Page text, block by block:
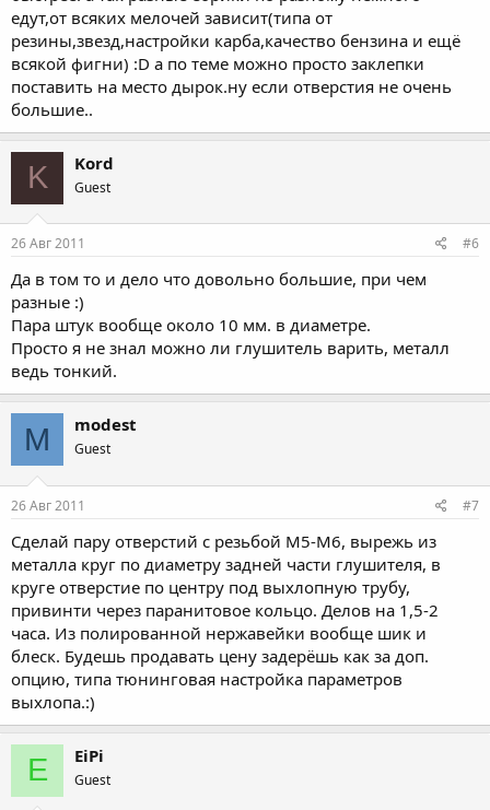
едут,от всяких мелочей зависит(типа от
резины,звезд,настройки карба,качество бензина и ещё
всякой фигни) :D а по теме можно просто заклепки
поставить на место дырок.ну если отверстия не очень
большие..
K Kord
Guest
26 Авг 2011 #6
Да в том то и дело что довольно большие, при чем
разные :)
Пара штук вообще около 10 мм. в диаметре.
Просто я не знал можно ли глушитель варить, металл
ведь тонкий.
M modest
Guest
26 Авг 2011 #7
Сделай пару отверстий с резьбой М5-М6, вырежь из
металла круг по диаметру задней части глушителя, в
круге отверстие по центру под выхлопную трубу,
привинти через паранитовое кольцо. Делов на 1,5-2
часа. Из полированной нержавейки вообще шик и
блеск. Будешь продавать цену задерёшь как за доп.
опцию, типа тюнинговая настройка параметров
выхлопа.:)
E EiPi
Guest